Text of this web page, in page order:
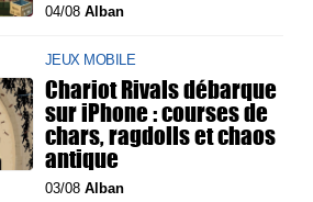
04/08 Alban
JEUX MOBILE
Chariot Rivals débarque
sur iPhone : courses de
chars, ragdolls et chaos
antique
03/08 Alban